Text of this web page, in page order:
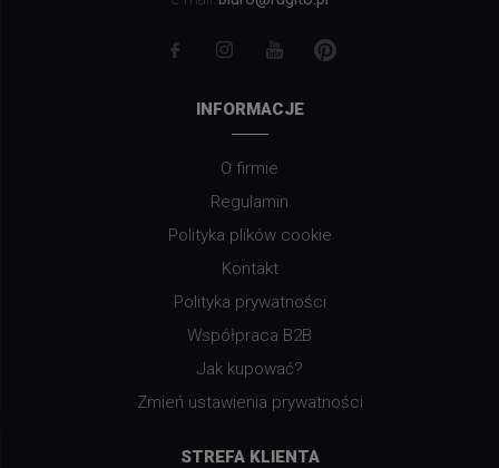
INFORMACJE
O firmie
Regulamin
Polityka plików cookie
Kontakt
Polityka prywatności
Współpraca B2B
Jak kupować?
Zmień ustawienia prywatności
STREFA KLIENTA